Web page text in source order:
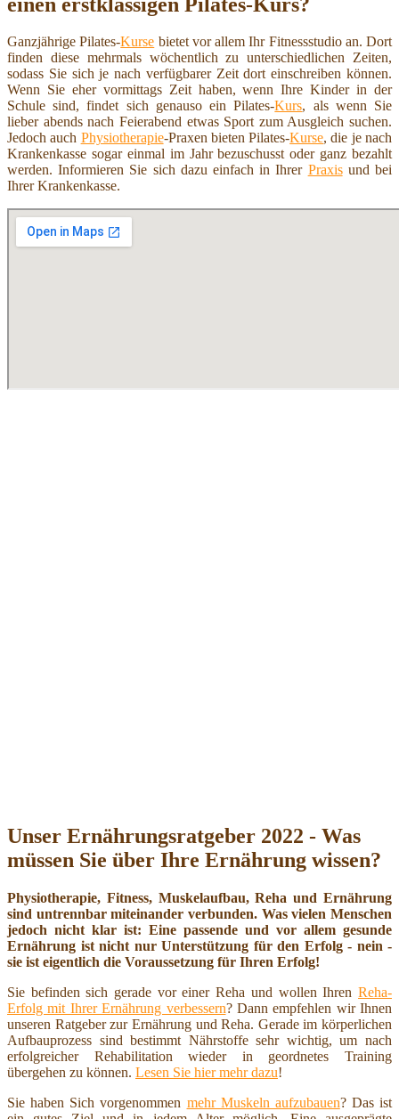
Ganzjährige Pilates-Kurse bietet vor allem Ihr Fitnessstudio an. Dort
finden diese mehrmals wöchentlich zu unterschiedlichen Zeiten,
sodass Sie sich je nach verfügbarer Zeit dort einschreiben können.
Wenn Sie eher vormittags Zeit haben, wenn Ihre Kinder in der
Schule sind, findet sich genauso ein Pilates-Kurs, als wenn Sie
lieber abends nach Feierabend etwas Sport zum Ausgleich suchen.
Jedoch auch Physiotherapie-Praxen bieten Pilates-Kurse, die je nach
Krankenkasse sogar einmal im Jahr bezuschusst oder ganz bezahlt
werden. Informieren Sie sich dazu einfach in Ihrer Praxisund bei
Ihrer Krankenkasse.
Unser Ernährungsratgeber 2022 - Was
müssen Sie über Ihre Ernährung wissen?
Physiotherapie, Fitness, Muskelaufbau, Reha und Ernährung
sind untrennbar miteinander verbunden. Was vielen Menschen
jedoch nicht klar ist: Eine passende und vor allem gesunde
Ernährung ist nicht nur Unterstützung für den Erfolg - nein -
sie ist eigentlich die Voraussetzung für Ihren Erfolg!
Sie befinden sich gerade vor einer Reha und wollen Ihren Reha-
Erfolg mit Ihrer Ernährung verbessern? Dann empfehlen wir Ihnen
unseren Ratgeber zur Ernährung und Reha. Gerade im körperlichen
Aufbauprozess sind bestimmt Nährstoffe sehr wichtig, um nach
erfolgreicher Rehabilitation wieder in geordnetes Training
übergehen zu können. Lesen Sie hier mehr dazu!
Sie haben Sich vorgenommen mehr Muskeln aufzubauen? Das ist